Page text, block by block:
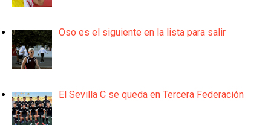
Oso es el siguiente en la lista para salir
El Sevilla C se queda en Tercera Federación